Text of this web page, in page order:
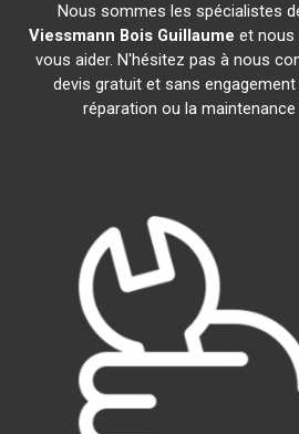
Nous sommes les spécialistes
Viessmann Bois Guillaume et nous
vous aider. N'hésitez pas à nous
devis gratuit et sans
réparation ou la